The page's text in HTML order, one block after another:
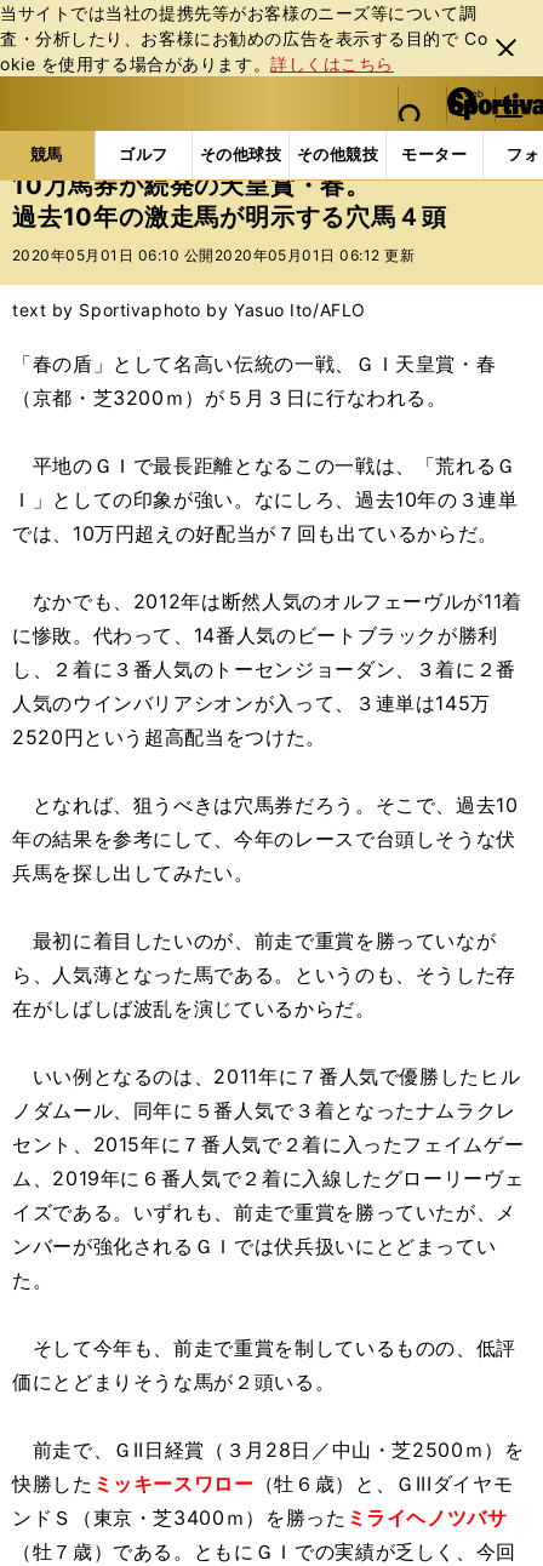
当サイトでは当社の提携先等がお客様のニーズ等について調
査・分析したり、お客様にお勧めの広告を表⽰する⽬的で Co
okie を使⽤する場合があります。詳しくはこちら
閉じ
る
web Sportiva (webスポルティーバ)
検索
マイペ
ー
ジ
メニュ
競馬 ゴルフ その他球技 その他競技 モーター フ
b
ス
ポ
ル
バ
競馬の記事一覧 競馬 10万馬券が続発の天皇賞・春
10万馬券が続発の天皇賞・春。
過去10年の激走馬が明示する穴馬４頭
2020年05月01日 06:10 公開 2020年05月01日 06:12 更新
text by Sportivaphoto by Yasuo Ito/AFLO
「春の盾」として名高い伝統の一戦、ＧＩ天皇賞・春
（京都・芝3200ｍ）が５月３日に行なわれる。
平地のＧＩで最長距離となるこの一戦は、「荒れるＧ
Ｉ」としての印象が強い。なにしろ、過去10年の３連単
では、10万円超えの好配当が７回も出ているからだ。
なかでも、2012年は断然人気のオルフェーヴルが11着
に惨敗。代わって、14番人気のビートブラックが勝利
し、２着に３番人気のトーセンジョーダン、３着に２番
人気のウインバリアシオンが入って、３連単は145万
2520円という超高配当をつけた。
となれば、狙うべきは穴馬券だろう。そこで、過去10
年の結果を参考にして、今年のレースで台頭しそうな伏
兵馬を探し出してみたい。
最初に着目したいのが、前走で重賞を勝っていなが
ら、人気薄となった馬である。というのも、そうした存
在がしばしば波乱を演じているからだ。
いい例となるのは、2011年に７番人気で優勝したヒル
ノダムール、同年に５番人気で３着となったナムラクレ
セント、2015年に７番人気で２着に入ったフェイムゲー
ム、2019年に６番人気で２着に入線したグローリーヴェ
イズである。いずれも、前走で重賞を勝っていたが、メ
ンバーが強化されるＧＩでは伏兵扱いにとどまってい
た。
そして今年も、前走で重賞を制しているものの、低評
価にとどまりそうな馬が２頭いる。
前走で、ＧII日経賞（３月28日／中山・芝2500ｍ）を
快勝した ミッキースワロー （牡６歳）と、ＧIIIダイヤモ
ンドＳ（東京・芝3400ｍ）を勝った ミライヘノツバサ
（牡７歳）である。ともにＧＩでの実績が乏しく、今回